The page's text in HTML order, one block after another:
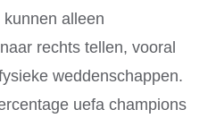
alleen
rechts tellen, vooral
weddenschappen.
uefa champions